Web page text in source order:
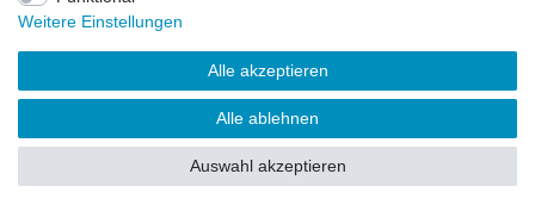
Weitere Einstellungen
Alle akzeptieren
Alle ablehnen
Auswahl akzeptieren